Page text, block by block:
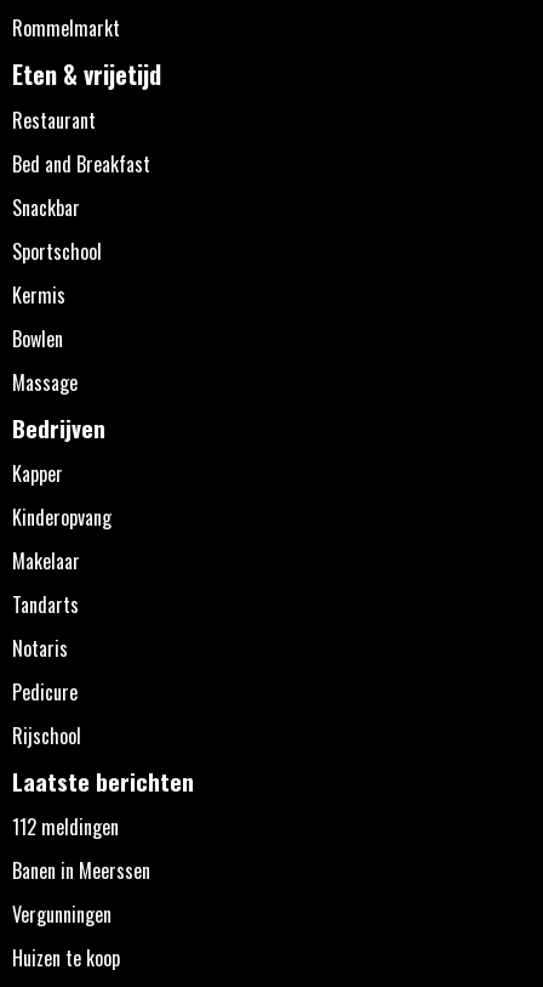
Rommelmarkt
Eten & vrijetijd
Restaurant
Bed and Breakfast
Snackbar
Sportschool
Kermis
Bowlen
Massage
Bedrijven
Kapper
Kinderopvang
Makelaar
Tandarts
Notaris
Pedicure
Rijschool
Laatste berichten
112 meldingen
Banen in Meerssen
Vergunningen
Huizen te koop